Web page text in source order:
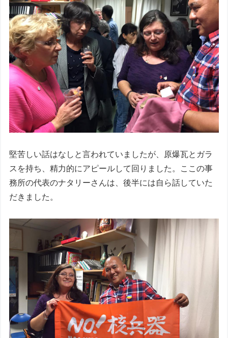
堅苦しい話はなしと言われていましたが、原爆瓦とガラ
スを持ち、精力的にアピールして回りました。ここの事
務所の代表のナタリーさんは、後半には自ら話していた
だきました。